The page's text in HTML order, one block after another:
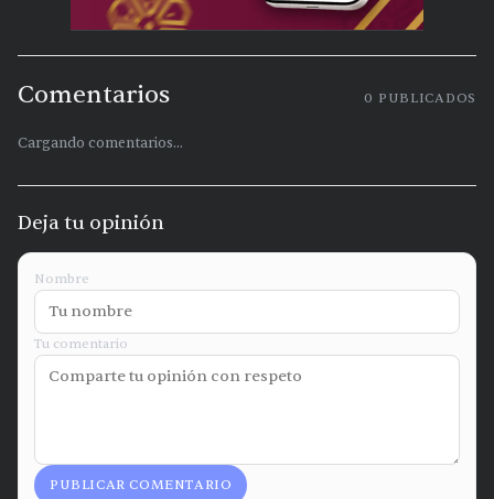
Comentarios 0 PUBLICADOS
Cargando comentarios...
Deja tu opinión
Nombre
Tu comentario
PUBLICAR COMENTARIO